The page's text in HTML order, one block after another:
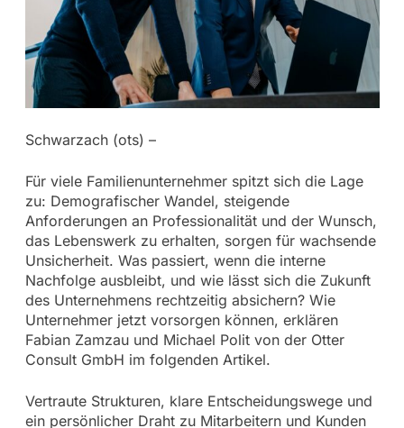
Schwarzach (ots) –
Für viele Familienunternehmer spitzt sich die Lage
zu: Demografischer Wandel, steigende
Anforderungen an Professionalität und der Wunsch,
das Lebenswerk zu erhalten, sorgen für wachsende
Unsicherheit. Was passiert, wenn die interne
Nachfolge ausbleibt, und wie lässt sich die Zukunft
des Unternehmens rechtzeitig absichern? Wie
Unternehmer jetzt vorsorgen können, erklären
Fabian Zamzau und Michael Polit von der Otter
Consult GmbH im folgenden Artikel.
Vertraute Strukturen, klare Entscheidungswege und
ein persönlicher Draht zu Mitarbeitern und Kunden